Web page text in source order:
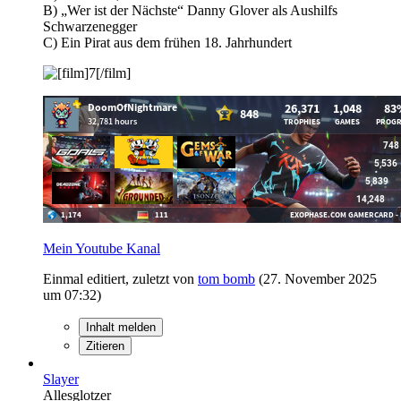
B) „Wer ist der Nächste“ Danny Glover als Aushilfs
Schwarzenegger
C) Ein Pirat aus dem frühen 18. Jahrhundert
Mein Youtube Kanal
Einmal editiert, zuletzt von tom bomb (27. November 2025
um 07:32)
Inhalt melden
Zitieren
Slayer
Allesglotzer